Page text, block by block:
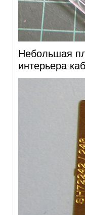
Небольшая
интерьера